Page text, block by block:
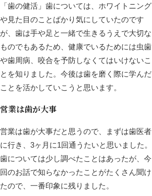
「歯の健活」歯については、ホワイトニング
や見た目のことばかり気にしていたのです
が、歯は手や足と一緒で生きるうえで大切な
ものでもあるため、健康でいるためには虫歯
や歯周病、咬合を予防しなくてはいけないこ
とを知りました。今後は歯を磨く際に学んだ
ことを活かしていこうと思います。
営業は歯が大事
営業は歯が大事だと思うので、まずは歯医者
に行き、3ヶ月に1回通うたいと思いました。
歯については少し調べたことはあったが、今
回のお話で知らなかったことがたくさん聞け
たので、一番印象に残りました。